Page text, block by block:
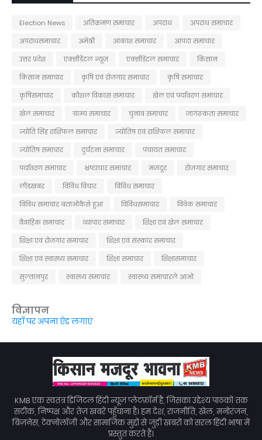
Election News अतिक्रमण समाचार अपराध
अपराध समाचार
अपराधसमाचार
अमेठी आकाश समाचार
आपदा समाचार
उत्तर प्रदेश
एक्सीडेंटल न्यूज़ एक्सीडेंटल समाचार
किसान
किसान समाचार
कृषि एवं रोजगार समाचार
कृषि समाचार
कृषिसमाचार
कौशल विकास समाचार
खेल एवं पर्यावरण समाचार
खेल समाचार
ग्राम्य समाचार चुनाव समाचार
जागरूकता समाचार
ज्योति सिंह राशिफल समाचार
ज्योतिष एवं राशिफल समाचार
ज्योतिष समाचार
दुर्घटना समाचार
पंचायत समाचार
पर्यावरण समाचार
भ्रष्टाचार समाचार मजदूर
रोजगार समाचार
लीडखबर
विविध विचार
विविध समाचार
विविध समाचार बताओकैसे हुआ
विविधसमाचार
विवेक समाचार
वैवाहिक समाचार
व्यापार समाचार
शिक्षा एवं खेल समाचार
शिक्षा एवं रोजगार समाचार
शिक्षा एवं संस्कार समाचार
शिक्षा एवं स्वास्थ्य समाचार
शिक्षा समाचार
शिक्षासमाचार
सुल्तानपुर
स्वास्थ्य समाचार स्वास्थ्य समाचारले आओ
विज्ञापन
यहाँ पर अपना ऐड लगाएं
KMB एक स्वतंत्र डिजिटल हिंदी न्यूज़ प्लेटफ़ॉर्म है, जिसका उद्देश्य पाठकों तक
सटीक, निष्पक्ष और तेज़ खबरें पहुँचाना है। हम देश, राजनीति, खेल, मनोरंजन,
बिज़नेस, टेक्नोलॉजी और सामाजिक मुद्दों से जुड़ी खबरों को सरल हिंदी भाषा में
प्रस्तुत करते हैं।